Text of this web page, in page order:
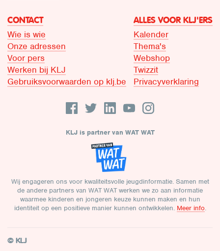
CONTACT
Wie is wie
Onze adressen
Voor pers
Werken bij KLJ
Gebruiksvoorwaarden op klj.be
ALLES VOOR KLJ'ERS
Kalender
Thema's
Webshop
Twizzit
Privacyverklaring
KLJ is partner van WAT WAT
Wij engageren ons voor kwaliteitsvolle jeugdinformatie. Samen met
de andere partners van WAT WAT werken we zo aan informatie
waarmee kinderen en jongeren keuze kunnen maken en hun
identiteit op een positieve manier kunnen ontwikkelen. Meer info.
© KLJ